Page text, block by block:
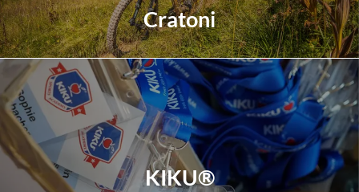
Cratoni
Erfahren Sie mehr
KIKU®